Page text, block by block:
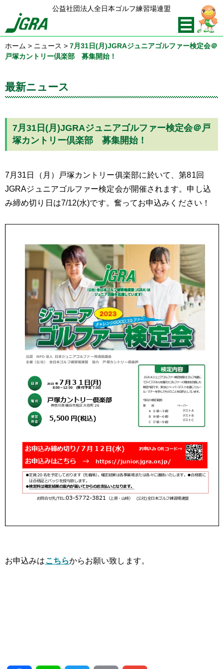
公益社団法人全日本ゴルフ練習場連盟
ホーム > ニュース > 7月31日(月)JGRAジュニアゴルファー検定会＠
戸塚カントリー倶楽部 募集開始！
最新ニュース
7月31日(月)JGRAジュニアゴルファー検定会＠戸
塚カントリー倶楽部 募集開始！
7月31日（月）戸塚カントリー俱楽部に於いて、第81回
JGRAジュニアゴルファー検定会が開催されます。申し込
み締め切り日は7/12(水)です。奮ってお申込みください！
お申込みはこちらからお願い致します。